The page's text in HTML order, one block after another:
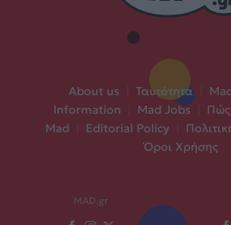
About us Ταυτότητα
Information
Mad Jobs
Πώς
Mad
Editorial Policy
Όροι Χρήσης
MAD.gr